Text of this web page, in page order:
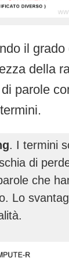
il grado
della
parole
. I termini
di
che
Lo